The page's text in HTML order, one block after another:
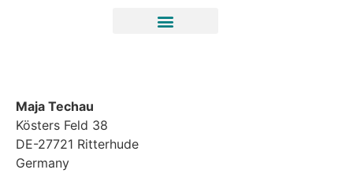
Maja Techau
Kösters Feld 38
DE-27721 Ritterhude
Germany